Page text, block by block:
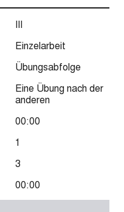
III
Einzelarbeit
Übungsabfolge
Eine Übung nach der
anderen
00:00
1
3
00:00